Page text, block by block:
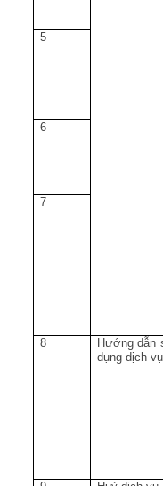
5
6
7
8
Hướng dẫn
dụng dịch vụ